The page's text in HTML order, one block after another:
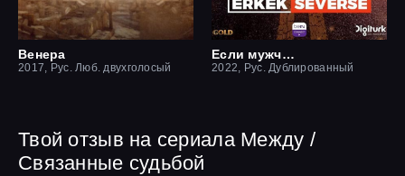
Венера
2017, Рус. Люб. двухголосый
Если мужчина влюблен
2022, Рус. Дублированный
Твой отзыв на сериала Между /
Связанные судьбой